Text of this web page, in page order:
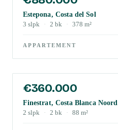
Estepona, Costa del Sol
3 slpk · 2 bk · 378 m²
APPARTEMENT
€360.000
Finestrat, Costa Blanca Noord
2 slpk · 2 bk · 88 m²